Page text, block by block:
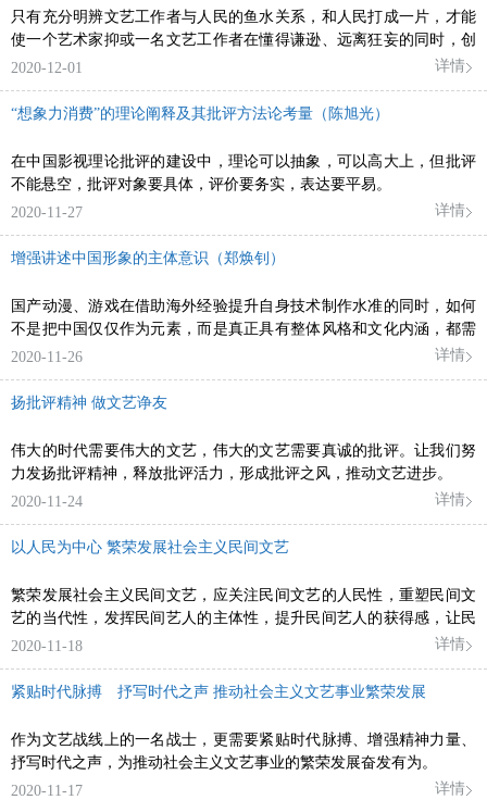
只有充分明辨文艺工作者与人民的鱼水关系，和人民打成一片，才能
使一个艺术家抑或一名文艺工作者在懂得谦逊、远离狂妄的同时，创
作出真正顺应时代要求、呼应人民需求的好作品来。
2020-12-01 详情
“想象力消费”的理论阐释及其批评方法论考量（陈旭光）
在中国影视理论批评的建设中，理论可以抽象，可以高大上，但批评
不能悬空，批评对象要具体，评价要务实，表达要平易。
2020-11-27
详情
增强讲述中国形象的主体意识（郑焕钊）
国产动漫、游戏在借助海外经验提升自身技术制作水准的同时，如何
不是把中国仅仅作为元素，而是真正具有整体风格和文化内涵，都需
要我们真正处理好文化自信与国际传播的关系。
2020-11-26 详情
扬批评精神 做文艺诤友
伟大的时代需要伟大的文艺，伟大的文艺需要真诚的批评。让我们努
力发扬批评精神，释放批评活力，形成批评之风，推动文艺进步。
2020-11-24
详情
以人民为中心 繁荣发展社会主义民间文艺
繁荣发展社会主义民间文艺，应关注民间文艺的人民性，重塑民间文
艺的当代性，发挥民间艺人的主体性，提升民间艺人的获得感，让民
间文艺在中华大地的土壤上生生不息、薪火相传，长久地守护人民大
2020-11-18 详情
紧贴时代脉搏 抒写时代之声 推动社会主义文艺事业繁荣发展
作为文艺战线上的一名战士，更需要紧贴时代脉搏、增强精神力量、
抒写时代之声，为推动社会主义文艺事业的繁荣发展奋发有为。
2020-11-17
详情